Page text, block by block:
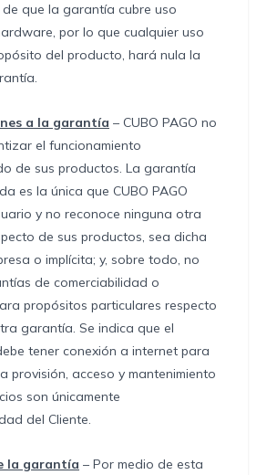
que la garantía cubre uso
por lo que cualquier uso
del producto, hará nula la
a la garantía – CUBO PAGO no
el funcionamiento
de sus productos. La garantía
es la única que CUBO PAGO
y no reconoce ninguna otra
de sus productos, sea dicha
o implícita; y, sobre todo, no
de comerciabilidad o
propósitos particulares respecto
garantía. Se indica que el
tener conexión a internet para
provisión, acceso y mantenimiento
son únicamente
del Cliente.
la garantía – Por medio de esta